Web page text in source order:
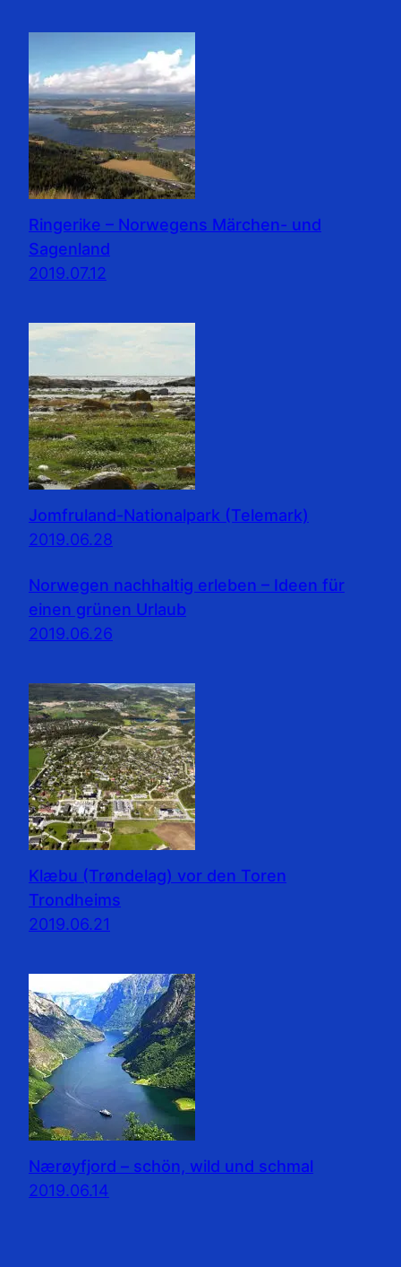
Ringerike – Norwegens Märchen- und
Sagenland
2019.07.12
Jomfruland-Nationalpark (Telemark)
2019.06.28
Norwegen nachhaltig erleben – Ideen für
einen grünen Urlaub
2019.06.26
Klæbu (Trøndelag) vor den Toren
Trondheims
2019.06.21
Nærøyfjord – schön, wild und schmal
2019.06.14